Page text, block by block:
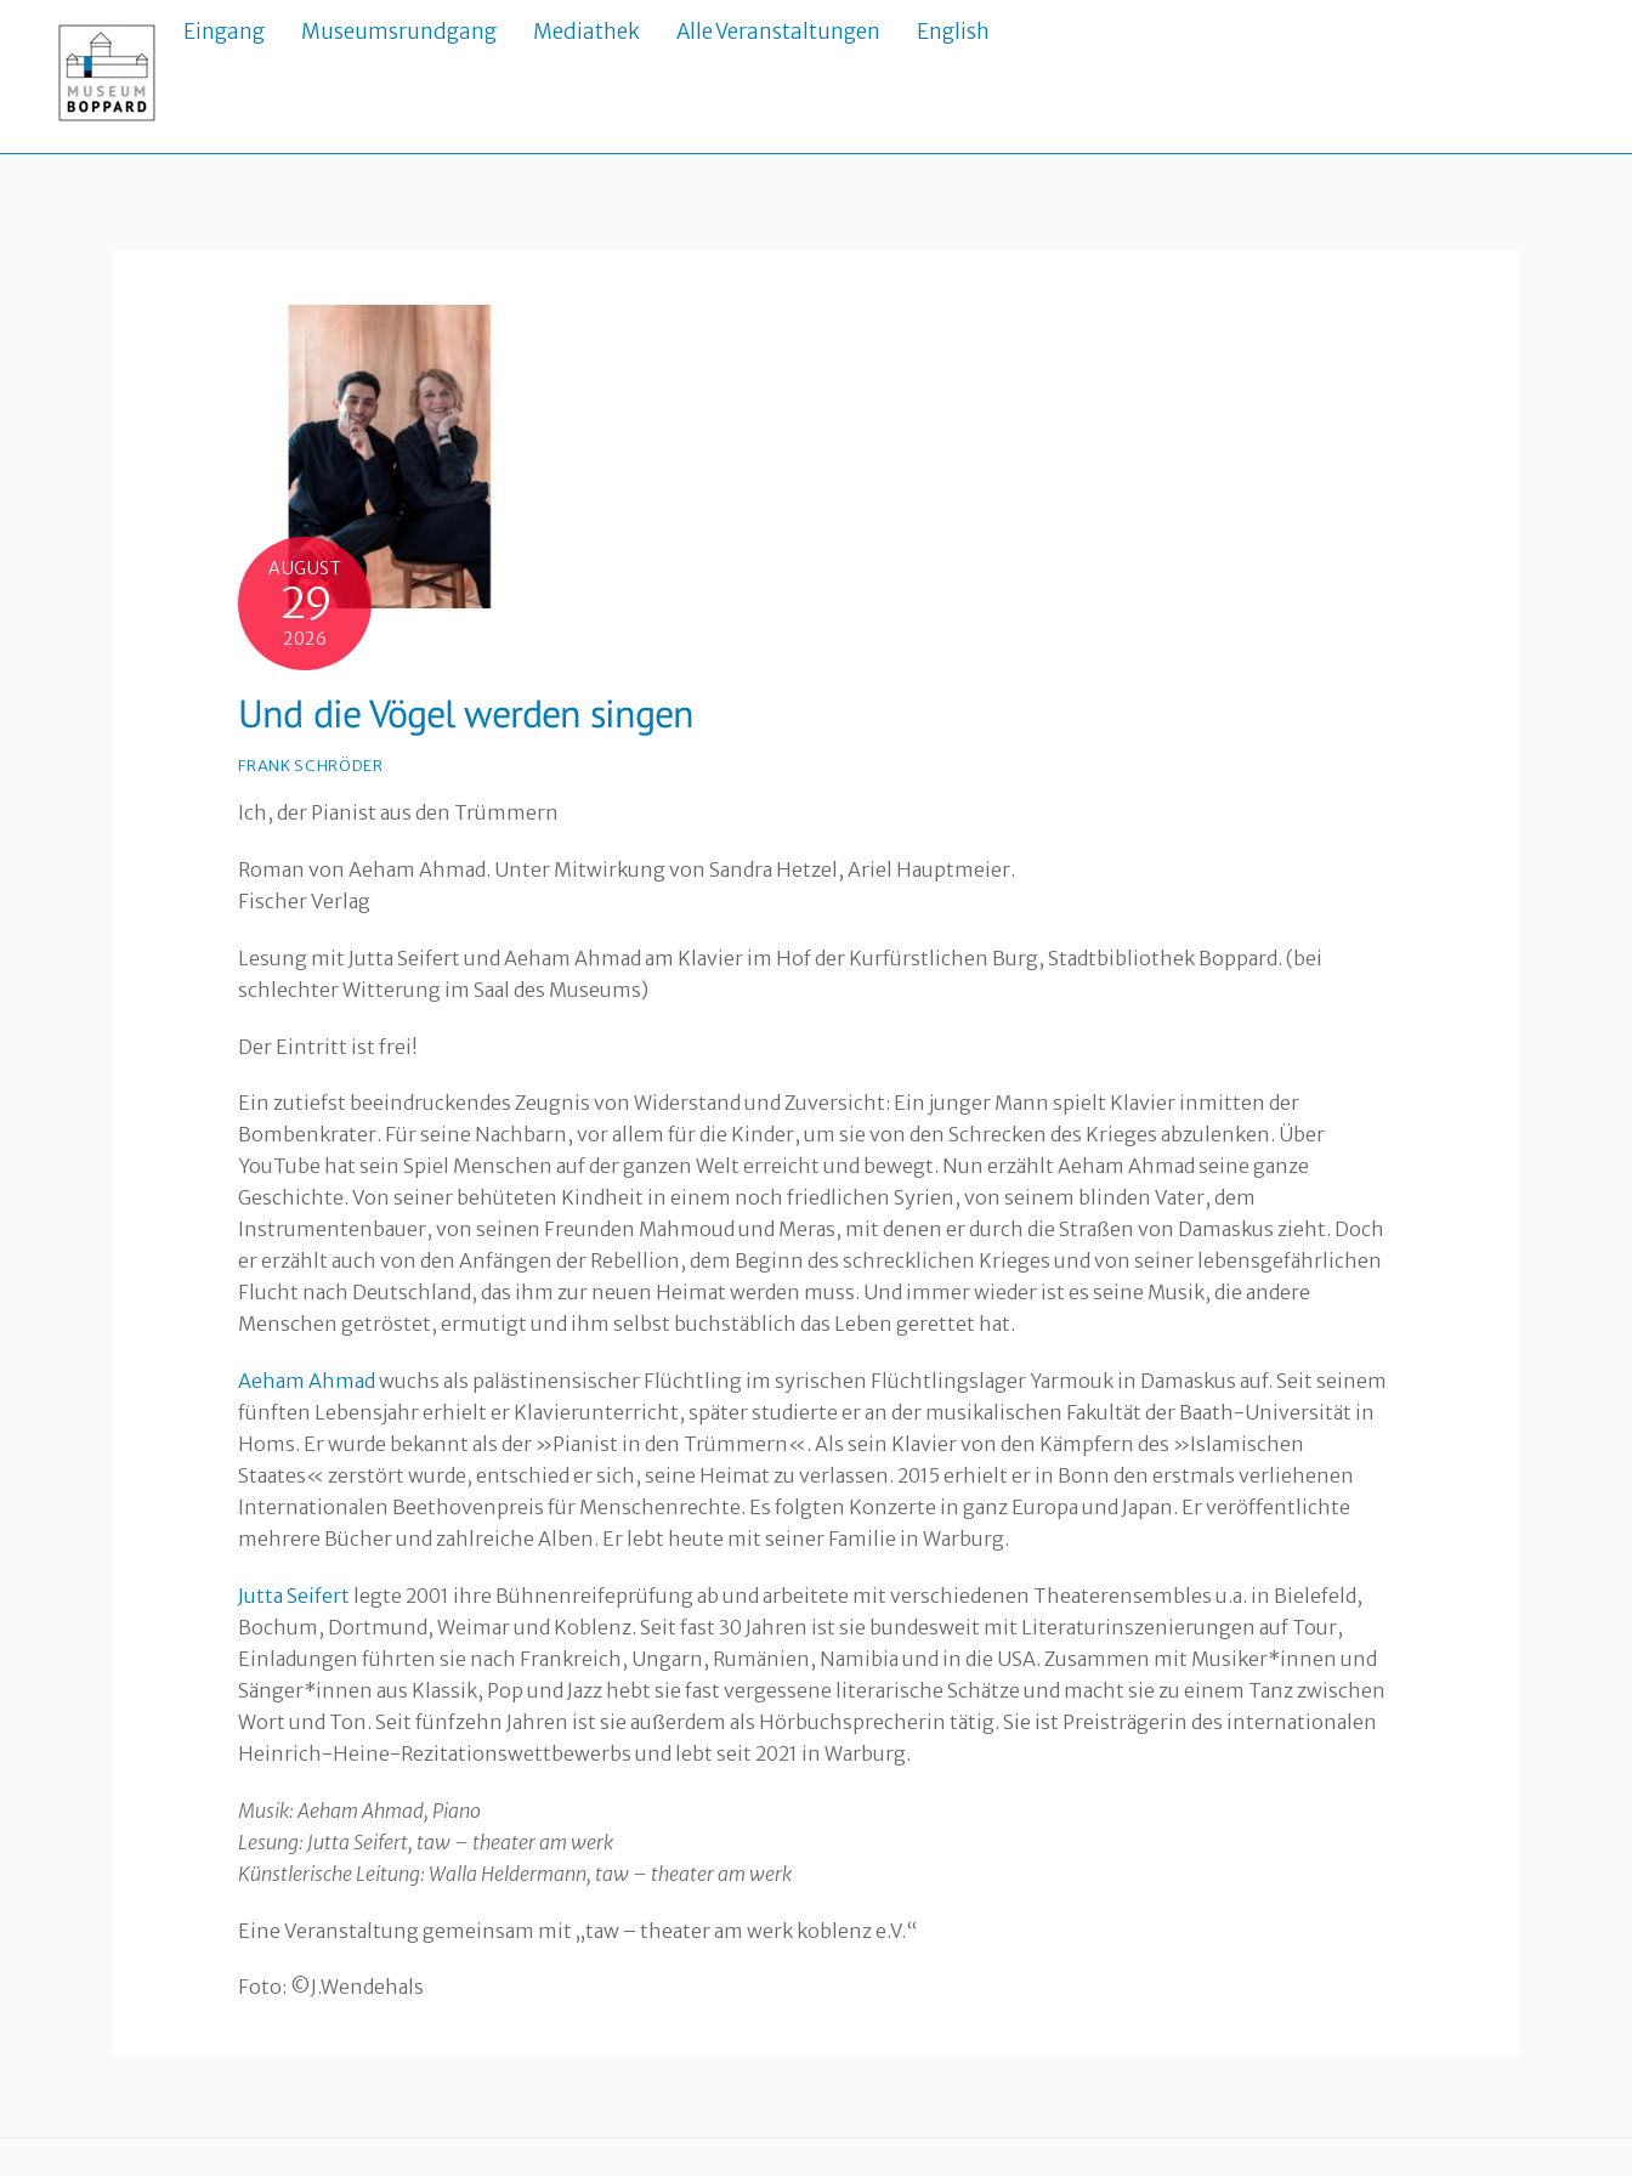
content
Eingang Museumsrundgang Mediathek Alle Veranstaltungen English
AUGUST
29
2026
Und die Vögel werden singen
FRANK SCHRÖDER
Ich, der Pianist aus den Trümmern
Roman von Aeham Ahmad. Unter Mitwirkung von Sandra Hetzel, Ariel Hauptmeier.
Fischer Verlag
Lesung mit Jutta Seifert und Aeham Ahmad am Klavier im Hof der Kurfürstlichen Burg, Stadtbibliothek Boppard. (bei
schlechter Witterung im Saal des Museums)
Der Eintritt ist frei!
Ein zutiefst beeindruckendes Zeugnis von Widerstand und Zuversicht: Ein junger Mann spielt Klavier inmitten der
Bombenkrater. Für seine Nachbarn, vor allem für die Kinder, um sie von den Schrecken des Krieges abzulenken. Über
YouTube hat sein Spiel Menschen auf der ganzen Welt erreicht und bewegt. Nun erzählt Aeham Ahmad seine ganze
Geschichte. Von seiner behüteten Kindheit in einem noch friedlichen Syrien, von seinem blinden Vater, dem
Instrumentenbauer, von seinen Freunden Mahmoud und Meras, mit denen er durch die Straßen von Damaskus zieht. Doch
er erzählt auch von den Anfängen der Rebellion, dem Beginn des schrecklichen Krieges und von seiner lebensgefährlichen
Flucht nach Deutschland, das ihm zur neuen Heimat werden muss. Und immer wieder ist es seine Musik, die andere
Menschen getröstet, ermutigt und ihm selbst buchstäblich das Leben gerettet hat.
Aeham Ahmad wuchs als palästinensischer Flüchtling im syrischen Flüchtlingslager Yarmouk in Damaskus auf. Seit seinem
fünften Lebensjahr erhielt er Klavierunterricht, später studierte er an der musikalischen Fakultät der Baath-Universität in
Homs. Er wurde bekannt als der »Pianist in den Trümmern«. Als sein Klavier von den Kämpfern des »Islamischen
Staates« zerstört wurde, entschied er sich, seine Heimat zu verlassen. 2015 erhielt er in Bonn den erstmals verliehenen
Internationalen Beethovenpreis für Menschenrechte. Es folgten Konzerte in ganz Europa und Japan. Er veröffentlichte
mehrere Bücher und zahlreiche Alben. Er lebt heute mit seiner Familie in Warburg.
Jutta Seifert legte 2001 ihre Bühnenreifeprüfung ab und arbeitete mit verschiedenen Theaterensembles u.a. in Bielefeld,
Bochum, Dortmund, Weimar und Koblenz. Seit fast 30 Jahren ist sie bundesweit mit Literaturinszenierungen auf Tour,
Einladungen führten sie nach Frankreich, Ungarn, Rumänien, Namibia und in die USA. Zusammen mit Musiker*innen und
Sänger*innen aus Klassik, Pop und Jazz hebt sie fast vergessene literarische Schätze und macht sie zu einem Tanz zwischen
Wort und Ton. Seit fünfzehn Jahren ist sie außerdem als Hörbuchsprecherin tätig. Sie ist Preisträgerin des internationalen
Heinrich-Heine-Rezitationswettbewerbs und lebt seit 2021 in Warburg.
Musik: Aeham Ahmad, Piano
Lesung: Jutta Seifert, taw – theater am werk
Künstlerische Leitung: Walla Heldermann, taw – theater am werk
Eine Veranstaltung gemeinsam mit „taw – theater am werk koblenz e.V.“
Foto: ©J.Wendehals